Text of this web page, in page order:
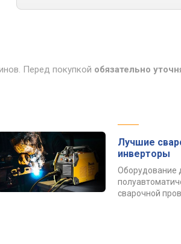
Перед покупкой обязательно
Лучшие
инверторы
Оборудование
сварочной